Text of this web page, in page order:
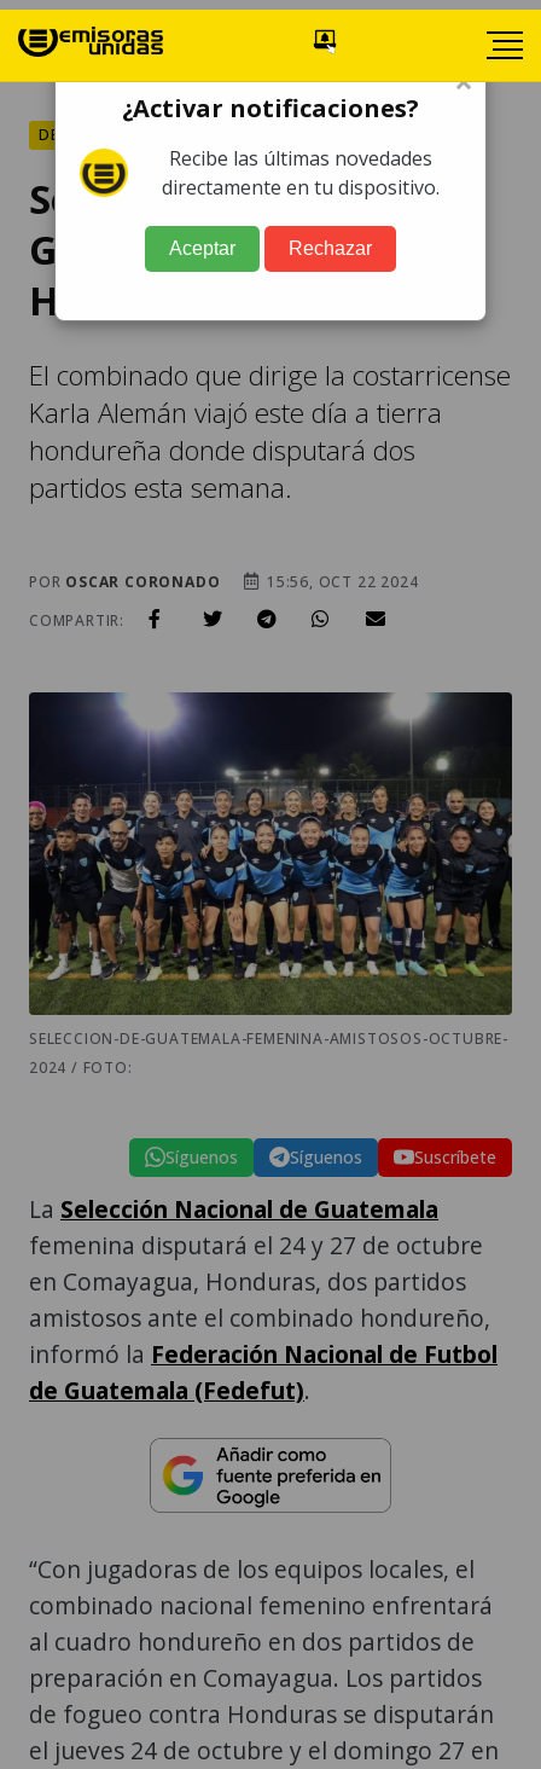
DEPORTES
Selección femenina de
Guatemala jugará en
Honduras
El combinado que dirige la costarricense
Karla Alemán viajó este día a tierra
hondureña donde disputará dos
partidos esta semana.
POR OSCAR CORONADO
15:56, OCT 22 2024
COMPARTIR:
SELECCION-DE-GUATEMALA-FEMENINA-AMISTOSOS-OCTUBRE-
2024 / FOTO:
Síguenos Síguenos Suscríbete
La Selección Nacional de Guatemala
femenina disputará el 24 y 27 de octubre
en Comayagua, Honduras, dos partidos
amistosos ante el combinado hondureño,
informó la Federación Nacional de Futbol
de Guatemala (Fedefut).
“Con jugadoras de los equipos locales, el
combinado nacional femenino enfrentará
al cuadro hondureño en dos partidos de
preparación en Comayagua. Los partidos
de fogueo contra Honduras se disputarán
el jueves 24 de octubre y el domingo 27 en
×
¿Activar notificaciones?
Recibe las últimas novedades
directamente en tu dispositivo.
Aceptar Rechazar